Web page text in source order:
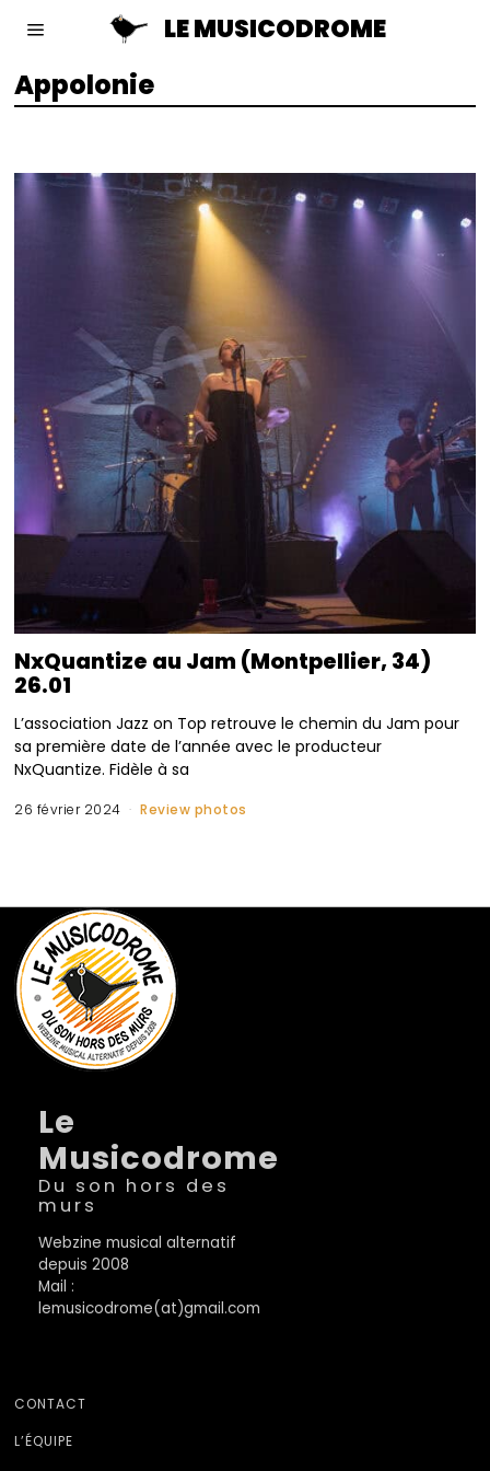
LE MUSICODROME
Appolonie
NxQuantize au Jam (Montpellier, 34)
26.01
L’association Jazz on Top retrouve le chemin du Jam pour
sa première date de l’année avec le producteur
NxQuantize. Fidèle à sa
26 février 2024 Review photos
Le
Musicodrome
Du son hors des
murs
Webzine musical alternatif
depuis 2008
Mail :
lemusicodrome(at)gmail.com
CONTACT
L’ÉQUIPE